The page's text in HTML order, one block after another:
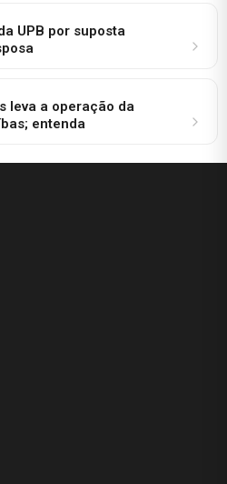
UPB por suposta
leva a operação da
entenda